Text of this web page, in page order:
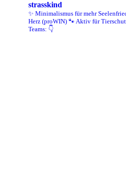
strasskind
✨ Minimalismus für mehr
Herz (proWIN) 🐾 Aktiv für
Teams: 👇